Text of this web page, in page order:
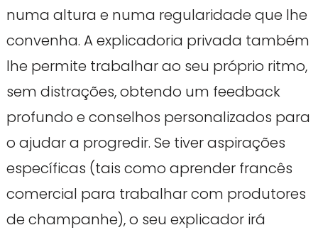
numa altura e numa regularidade que lhe
convenha. A explicadoria privada também
lhe permite trabalhar ao seu próprio ritmo,
sem distrações, obtendo um feedback
profundo e conselhos personalizados para
o ajudar a progredir. Se tiver aspirações
específicas (tais como aprender francês
comercial para trabalhar com produtores
de champanhe), o seu explicador irá